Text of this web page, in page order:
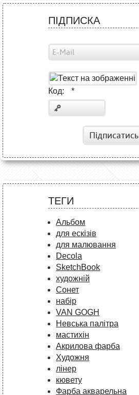
ПІДПИСКА
Код: *
Підписатись
ТЕГИ
Альбом
для ескізів
для малювання
Decola
SketchBook
художній
Сонет
набір
VAN GOGH
Невська палітра
мастихін
Акрилова фарба
Художня
лінер
кювету
Фарба акварельна